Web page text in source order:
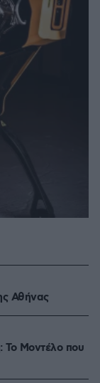
Αθήνας
Το Mοντέλο που